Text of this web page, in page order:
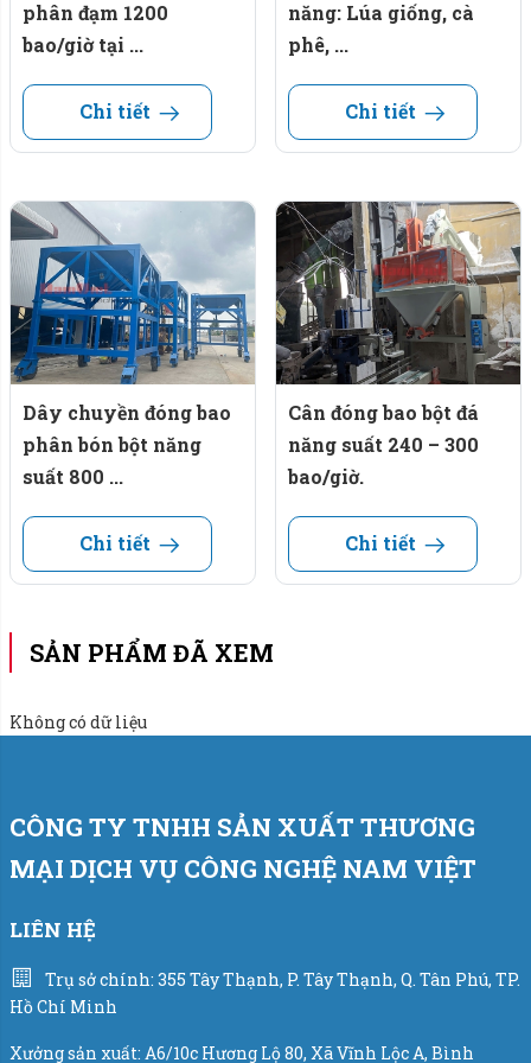
Ứng dụng rộng rãi nhiều ngành: Nông nghiệp, thực phẩm,
xây dựng...
Ứng dụng cân đóng bao NV02.
Cân đóng bao tự động NV02 được sử dụng rộng rãi
Ngành nông nghiệp: Đóng bai bì phân bón, hạt
giống và các sản phẩm nông nghiệp khác.
Ngành thực phẩm: Đóng bao bì hạt ngũ cốc, gạo và
nguyên liệu thực phẩm khác.
Ngành hóa chất: Đóng bao bì hạt nhựa, phân bón vi
sinh, phân bón hữu cơ.
Ngành xây dựng: Đóng bao bì vôi bột, keo dán
==> Khả năng linh hoạt của sản phẩm không giới hạn. Dù
sự lựa chọn đa dạng và hiệu quả.
Thiết bị phụ trợ:
Hệ thống băng tải bao thành phẩm,máy may bao
phân đạm 1200
bao/giờ tại ...
Chi tiết
năng: Lúa giống, cà
phê, ...
Chi tiết
Dây chuyền đóng bao
phân bón bột năng
suất 800 ...
Chi tiết
Cân đóng bao bột đá
năng suất 240 – 300
bao/giờ.
Chi tiết
SẢN PHẨM ĐÃ XEM
Không có dữ liệu
CÔNG TY TNHH SẢN XUẤT THƯƠNG
MẠI DỊCH VỤ CÔNG NGHỆ NAM VIỆT
LIÊN HỆ
Trụ sở chính: 355 Tây Thạnh, P. Tây Thạnh, Q. Tân Phú, TP.
Hồ Chí Minh
Xưởng sản xuất: A6/10c Hương Lộ 80, Xã Vĩnh Lộc A, Bình